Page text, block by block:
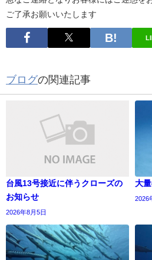
ご了承お願いいたします
ブログの関連記事
台風13号接近に伴うクローズの
お知らせ
2026年8月5日
大
2026